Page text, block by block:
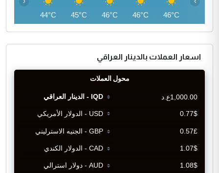
46°C
46°C
46°C
45°C
44°C
اسعار العملات بالدينار العراقي